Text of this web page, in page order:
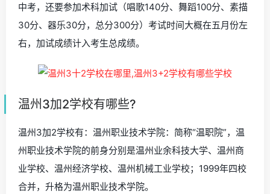
中考，还要参加术科加试（唱歌140分、舞蹈100分、素描
30分、器乐30分，总分300分）考试时间大概在五月份左
右，加试成绩计入考生总成绩。
温州3加2学校有哪些?
温州3加2学校有：温州职业技术学院：简称“温职院”，温
州职业技术学院的前身分别是温州业余科技大学、温州商
业学校、温州经济学校、温州机械工业学校；1999年四校
合并，升格为温州职业技术学院。